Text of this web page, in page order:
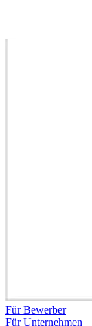
Für Bewerber
Für Unternehmen